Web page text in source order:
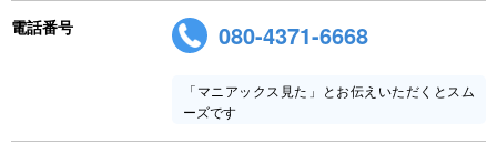
電話番号 080-4371-6668
「マニアックス見た」とお伝えいただくとスム
ーズです